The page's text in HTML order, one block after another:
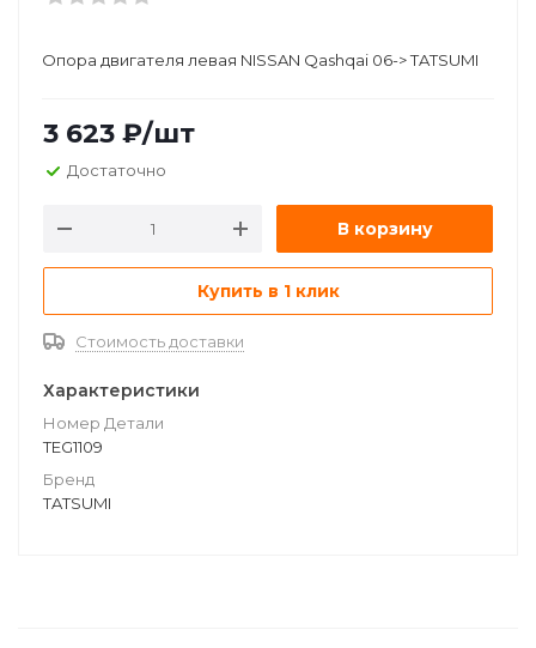
Опора двигателя левая NISSAN Qashqai 06-> TATSUMI
3 623 ₽/шт
Достаточно
В корзину
Купить в 1 клик
Стоимость доставки
Характеристики
Номер Детали
TEG1109
Бренд
TATSUMI